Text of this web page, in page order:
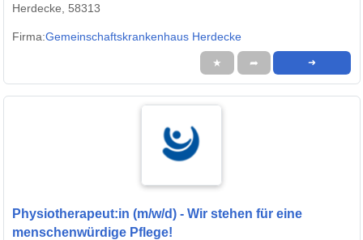
Herdecke, 58313
Firma:Gemeinschaftskrankenhaus Herdecke
★ ➦ ➜
Physiotherapeut:in (m/w/d) - Wir stehen für eine
menschenwürdige Pflege!